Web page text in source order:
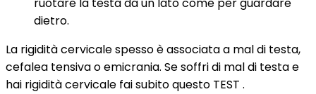
ruotare la testa da un lato come per guardare
dietro.
La rigidità cervicale spesso è associata a mal di testa,
cefalea tensiva o emicrania. Se soffri di mal di testa e
hai rigidità cervicale fai subito questo TEST .